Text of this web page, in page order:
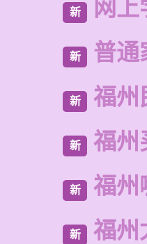
新 网
新 普通
新 福州
新 福州
新 福州
新 福州